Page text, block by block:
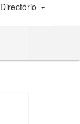
Directório